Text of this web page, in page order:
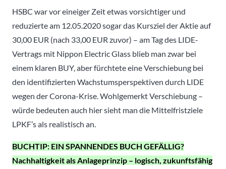
HSBC war vor eineiger Zeit etwas vorsichtiger und
reduzierte am 12.05.2020 sogar das Kursziel der Aktie auf
30,00 EUR (nach 33,00 EUR zuvor) – am Tag des LIDE-
Vertrags mit Nippon Electric Glass blieb man zwar bei
einem klaren BUY, aber fürchtete eine Verschiebung bei
den identifizierten Wachstumsperspektiven durch LIDE
wegen der Corona-Krise. Wohlgemerkt Verschiebung –
würde bedeuten auch hier sieht man die Mittelfristziele
LPKF’s als realistisch an.
BUCHTIP: EIN SPANNENDES BUCH GEFÄLLIG?
Nachhaltigkeit als Anlageprinzip – logisch, zukunftsfähig